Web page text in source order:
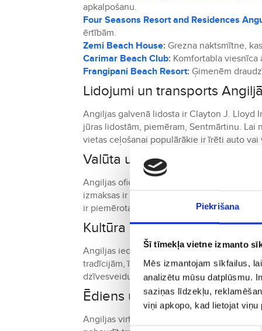
Piekrišana
Šī tīmekļa vietne izmanto
Mēs izmantojam sīkfailus,
analizētu mūsu datplūsmu.
saziņas līdzekļu,
viņi apkopo, kad lietojat viņu
apkalpošanu.
Four Seasons Resort and Residences
ērtībām.
Zemi Beach House: Grezna naktsmītne,
Carimar Beach Club: Komfortabla viesnīca
Frangipani Beach Resort: Ģimenēm
Lidojumi un transports Angiljā
Angiljas galvenā lidosta ir Clayton J. Lloyd
jūras lidostām, piemēram, Sentmārtinu.
vietas ceļošanai populārākie ir īrēti auto vai
Valūta un izmaksas Angiljā
Angiljas oficiālā valūta ir Austrumkarību
izmaksas ir salīdzinoši augstas, jo sala
ir piemērotas dažādiem budžetiem.
Kultūra un tradīcijas Angiljā
Angiljas iedzīvotāji ir pazīstami ar savu
tradīcijām, īpaši ar "calypso" un "reggae"
dzīvesveidu un kultūru.
Ēdiens un virtuve Angiljā
Angiljas virtuve ir slavena ar svaigām jūras